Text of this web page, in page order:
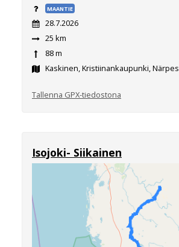
MAANTIE
28.7.2026
25 km
88 m
Kaskinen, Kristiinankaupunki, Närpes
Tallenna GPX-tiedostona
Isojoki- Siikainen